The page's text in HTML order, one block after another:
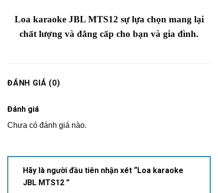
Loa karaoke JBL MTS12 sự lựa chọn mang lại
chất lượng và đẳng cấp cho bạn và gia đình.
ĐÁNH GIÁ (0)
Đánh giá
Chưa có đánh giá nào.
Hãy là người đầu tiên nhận xét “Loa karaoke
JBL MTS12 ”